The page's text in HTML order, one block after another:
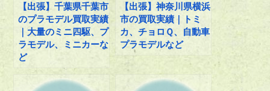
【出張】千葉県千葉市
のプラモデル買取実績
｜大量のミニ四駆、プ
ラモデル、ミニカーな
ど
【出張】神奈川県横浜
市の買取実績｜トミ
カ、チョロＱ、自動車
プラモデルなど